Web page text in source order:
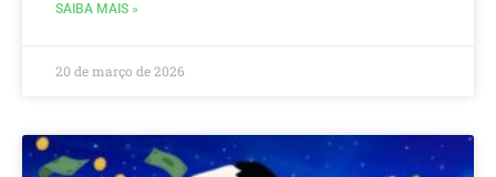
SAIBA MAIS »
20 de março de 2026